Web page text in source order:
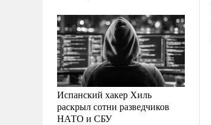
Испанский хакер Хиль
раскрыл сотни разведчиков
НАТО и СБУ